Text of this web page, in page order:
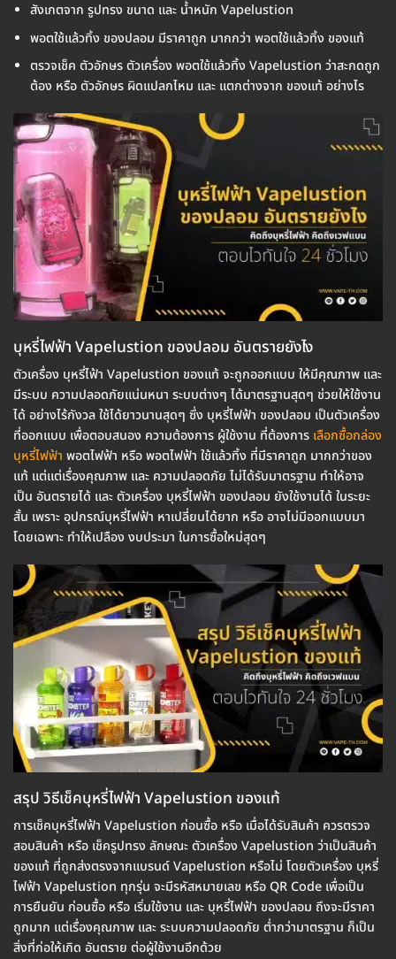
สังเกตจาก รูปทรง ขนาด และ น้ำหนัก Vapelustion
พอตใช้แล้วทิ้ง ของปลอม มีราคาถูก มากกว่า พอตใช้แล้วทิ้ง ของแท้
ตรวจเช็ค ตัวอักษร ตัวเครื่อง พอตใช้แล้วทิ้ง Vapelustion ว่าสะกดถูก
ต้อง หรือ ตัวอักษร ผิดแปลกไหม และ แตกต่างจาก ของแท้ อย่างไร
บุหรี่ไฟฟ้า Vapelustion ของปลอม อันตรายยังไง
ตัวเครื่อง บุหรี่ไฟ้า Vapelustion ของแท้ จะถูกออกแบบ ให้มีคุณภาพ และ
มีระบบ ความปลอดภัยแน่นหนา ระบบต่างๆ ได้มาตรฐานสุดๆ ช่วยให้ใช้งาน
ได้ อย่างไร้กังวล ใช้ได้ยาวนานสุดๆ ซึ่ง บุหรี่ไฟฟ้า ของปลอม เป็นตัวเครื่อง
ที่ออกแบบ เพื่อตอบสนอง ความต้องการ ผู้ใช้งาน ที่ต้องการ เลือกซื้อกล่อง
บุหรี่ไฟฟ้า พอตไฟฟ้า หรือ พอตไฟฟ้า ใช้แล้วทิ้ง ที่มีราคาถูก มากกว่าของ
แท้ แต่แต่เรื่องคุณภาพ และ ความปลอดภัย ไม่ได้รับมาตรฐาน ทำให้อาจ
เป็น อันตรายได้ และ ตัวเครื่อง บุหรี่ไฟฟ้า ของปลอม ยังใช้งานได้ ในระยะ
สั้น เพราะ อุปกรณ์บุหรี่ไฟฟ้า หาเปลี่ยนได้ยาก หรือ อาจไม่มีออกแบบมา
โดยเฉพาะ ทำให้เปลือง งบประมา ในการซื้อใหม่สุดๆ
สรุป วิธีเช็คบุหรี่ไฟฟ้า Vapelustion ของแท้
การเช็คบุหรี่ไฟฟ้า Vapelustion ก่อนซื้อ หรือ เมื่อได้รับสินค้า ควรตรวจ
สอบสินค้า หรือ เช็ครูปทรง ลักษณะ ตัวเครื่อง Vapelustion ว่าเป็นสินค้า
ของแท้ ที่ถูกส่งตรงจากแบรนด์ Vapelustion หรือไม่ โดยตัวเครื่อง บุหรี่
ไฟฟ้า Vapelustion ทุกรุ่น จะมีรหัสหมายเลข หรือ QR Code เพื่อเป็น
การยืนยัน ก่อนซื้อ หรือ เริ่มใช้งาน และ บุหรี่ไฟฟ้า ของปลอม ถึงจะมีราคา
ถูกมาก แต่เรื่องคุณภาพ และ ระบบความปลอดภัย ต่ำกว่ามาตรฐาน ก็เป็น
สิ่งที่ก่อให้เกิด อันตราย ต่อผู้ใช้งานอีกด้วย